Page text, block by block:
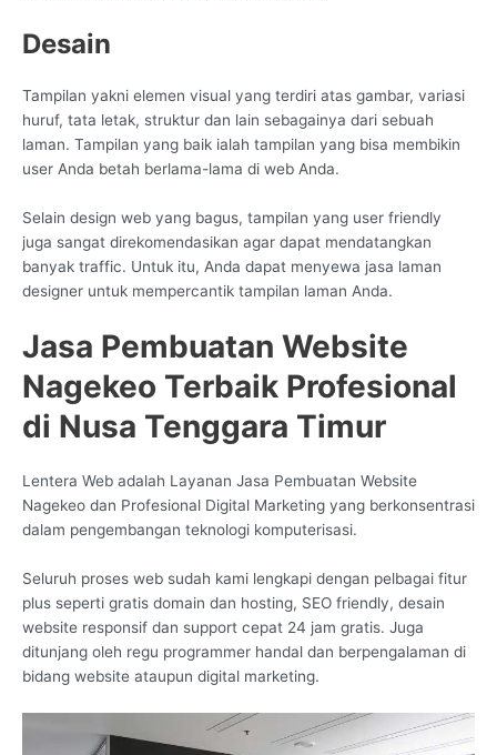
Desain
Tampilan yakni elemen visual yang terdiri atas gambar, variasi
huruf, tata letak, struktur dan lain sebagainya dari sebuah
laman. Tampilan yang baik ialah tampilan yang bisa membikin
user Anda betah berlama-lama di web Anda.
Selain design web yang bagus, tampilan yang user friendly
juga sangat direkomendasikan agar dapat mendatangkan
banyak traffic. Untuk itu, Anda dapat menyewa jasa laman
designer untuk mempercantik tampilan laman Anda.
Jasa Pembuatan Website
Nagekeo Terbaik Profesional
di Nusa Tenggara Timur
Lentera Web adalah Layanan Jasa Pembuatan Website
Nagekeo dan Profesional Digital Marketing yang berkonsentrasi
dalam pengembangan teknologi komputerisasi.
Seluruh proses web sudah kami lengkapi dengan pelbagai fitur
plus seperti gratis domain dan hosting, SEO friendly, desain
website responsif dan support cepat 24 jam gratis. Juga
ditunjang oleh regu programmer handal dan berpengalaman di
bidang website ataupun digital marketing.